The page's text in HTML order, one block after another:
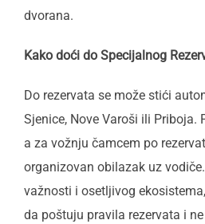
dvorana.
Kako doći do Specijalnog
Do rezervata se može stići
Sjenice, Nove Varoši ili Priboja.
a za vožnju čamcem po
organizovan obilazak uz
važnosti i osetljivog
da poštuju pravila rezervata i